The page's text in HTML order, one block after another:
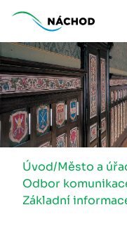
Úvod/Město a
Odbor
Základní